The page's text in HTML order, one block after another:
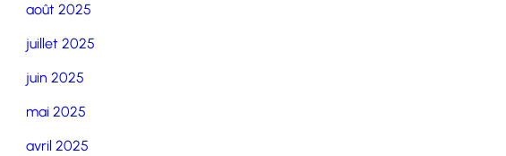
août 2025
juillet 2025
juin 2025
mai 2025
avril 2025